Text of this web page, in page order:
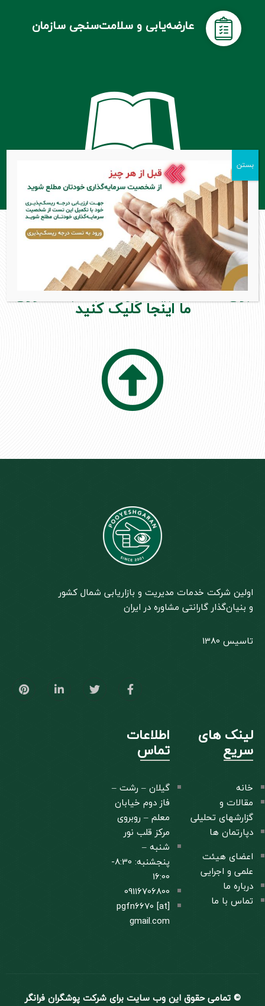
عارضه‌یابی و سلامت‌سنجی سازمان
نیاز به راهنمایی دارید؟
برای اطلاعات بیشتر و صحبت با مشاوران
ما اینجا کلیک کنید
اولین شرکت خدمات مدیریت و بازاریابی شمال کشور
و بنیان‌گذار گارانتی مشاوره در ایران
تاسیس 1380
لینک های
سریع
خانه
مقالات و
گزارشهای تحلیلی
دپارتمان ها
اعضای هیئت
علمی و اجرایی
درباره ما
تماس با ما
اطلاعات
تماس
گیلان – رشت –
فاز دوم خیابان
معلم – روبروی
مرکز قلب نور
شنبه –
پنجشنبه: 8:30-
16:00
09116706800
pgfn6670 [at]
gmail.com
© تمامی حقوق این وب سایت برای شرکت پوشگران فرانگر